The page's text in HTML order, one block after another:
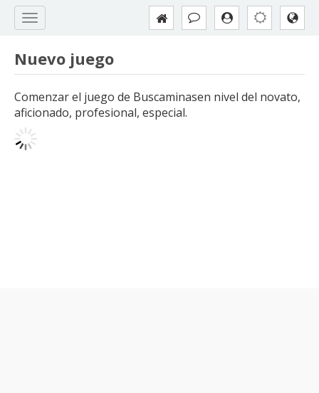
Nuevo juego
Comenzar el juego de Buscaminasen nivel del novato,
aficionado, profesional, especial.